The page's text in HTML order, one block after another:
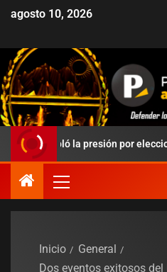
agosto 10, 2026
la presión por elecciones en
Inicio
General
Dos eventos exitosos